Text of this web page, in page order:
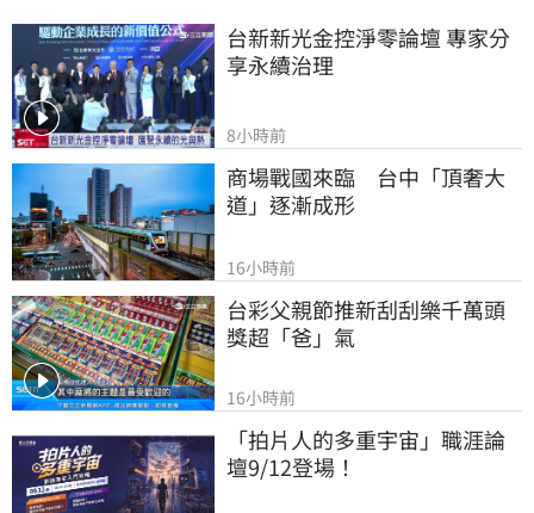
波動的良伴。
台新新光金控淨零論壇 專家分
享永續治理
8小時前
商場戰國來臨　台中「頂奢大
道」逐漸成形
16小時前
台彩父親節推新刮刮樂千萬頭
獎超「爸」氣
16小時前
「拍片人的多重宇宙」職涯論
壇9/12登場！